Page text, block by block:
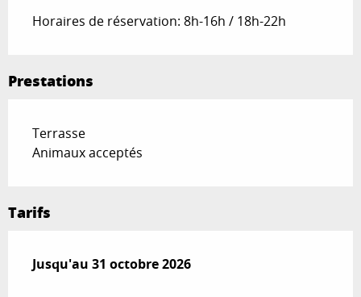
Horaires de réservation: 8h-16h / 18h-22h
Prestations
Terrasse
Animaux acceptés
Tarifs
Du1 février 2026au31 octobre 2026
Jusqu'au 31 octobre 2026